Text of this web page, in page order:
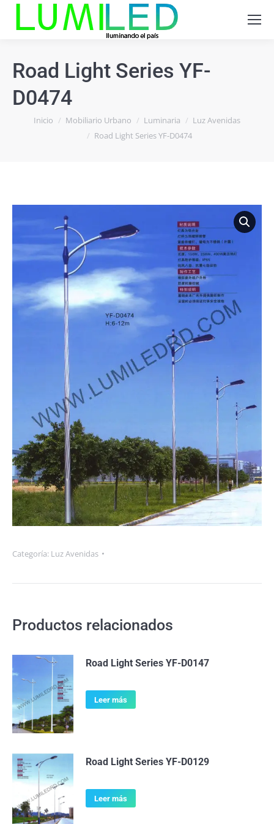
Road Light Series YF-
D0474
Estás aquí:
Inicio Mobiliario Urbano Luminaria
Luz Avenidas
Road Light Series YF-D0474
Categoría: Luz Avenidas
Productos relacionados
Road Light Series YF-D0147
Leer más
Road Light Series YF-D0129
Leer más